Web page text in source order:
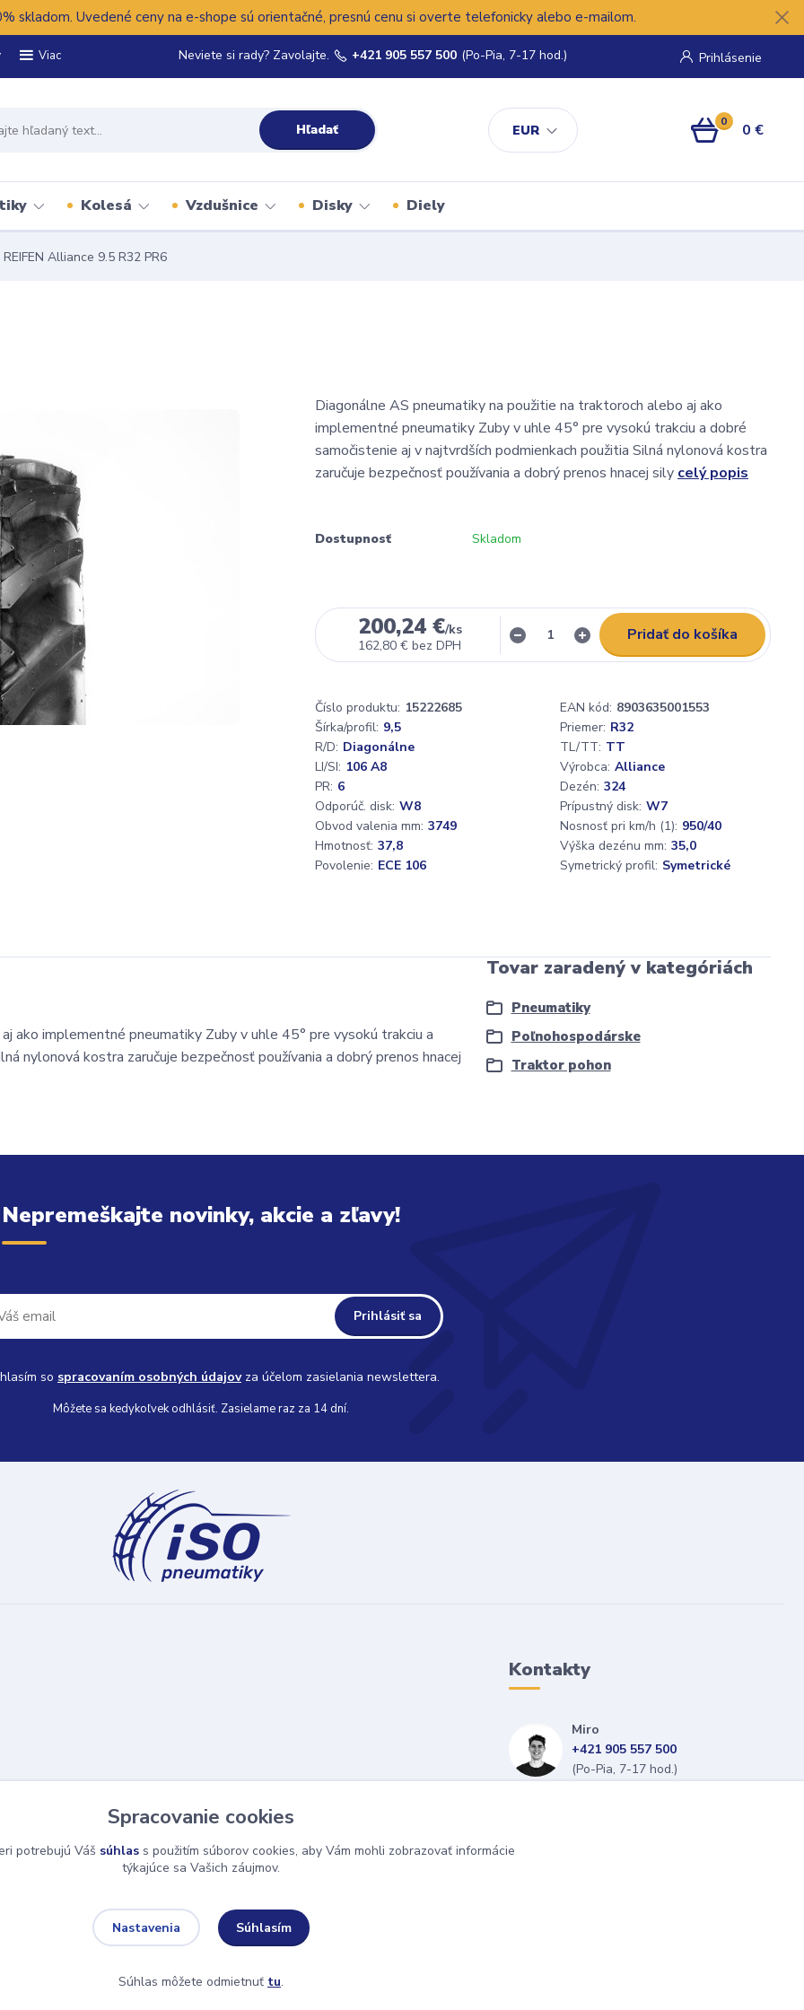
skladom. Uvedené ceny na e-shope sú orientačné, presnú cenu si overte telefonicky alebo e-mailom.
Viac
EUR
Prihlásenie
Hľadať
Neviete si rady? Zavolajte. +421 905 557 500 (Po-Pia, 7-17 hod.)
0 0 €
Kolesá Vzdušnice Disky Diely
REIFEN Alliance 9.5 R32 PR6
Diagonálne AS pneumatiky na použitie na traktoroch alebo aj ako
implementné pneumatiky Zuby v uhle 45° pre vysokú trakciu a dobré
samočistenie aj v najtvrdších podmienkach použitia Silná nylonová kostra
zaručuje bezpečnosť používania a dobrý prenos hnacej sily celý popis
Dostupnosť Skladom
200,24 €/ks
162,80 € bez DPH
Pridať do košíka
Číslo produktu: 15222685 EAN kód: 8903635001553
Šírka/profil: 9,5 Priemer: R32
R/D: Diagonálne TL/TT: TT
LI/SI: 106 A8 Výrobca: Alliance
PR: 6 Dezén: 324
Odporúč. disk: W8 Prípustný disk: W7
Obvod valenia mm: 3749 Nosnosť pri km/h (1): 950/40
Hmotnosť: 37,8 Výška dezénu mm: 35,0
Povolenie: ECE 106 Symetrický profil: Symetrické
ako implementné pneumatiky Zuby v uhle 45° pre vysokú trakciu a
nylonová kostra zaručuje bezpečnosť používania a dobrý prenos hnacej
Tovar zaradený v kategóriách
Pneumatiky
Poľnohospodárske
Traktor pohon
Nepremeškajte novinky, akcie a zľavy!
Prihlásiť sa
so spracovaním osobných údajovza účelom zasielania newslettera.
Môžete sa kedykoľvek odhlásiť. Zasielame raz za 14 dní.
Kontakty
Miro
+421 905 557 500
(Po-Pia, 7-17 hod.)
Spracovanie cookies
potrebujú Váš súhlas s použitím súborov cookies, aby Vám mohli zobrazovať informácie
týkajúce sa Vašich záujmov.
Nastavenia Súhlasím
Súhlas môžete odmietnuť tu.